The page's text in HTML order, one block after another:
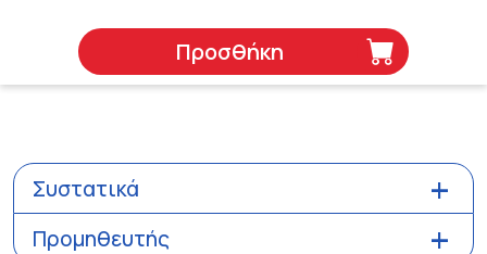
Προσθήκη
Συστατικά
Προμηθευτής